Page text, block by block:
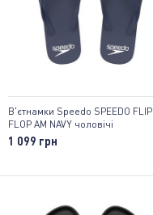
В'єтнамки Speedo SPEEDO FLIP
FLOP AM NAVY чоловічі
1 099 грн